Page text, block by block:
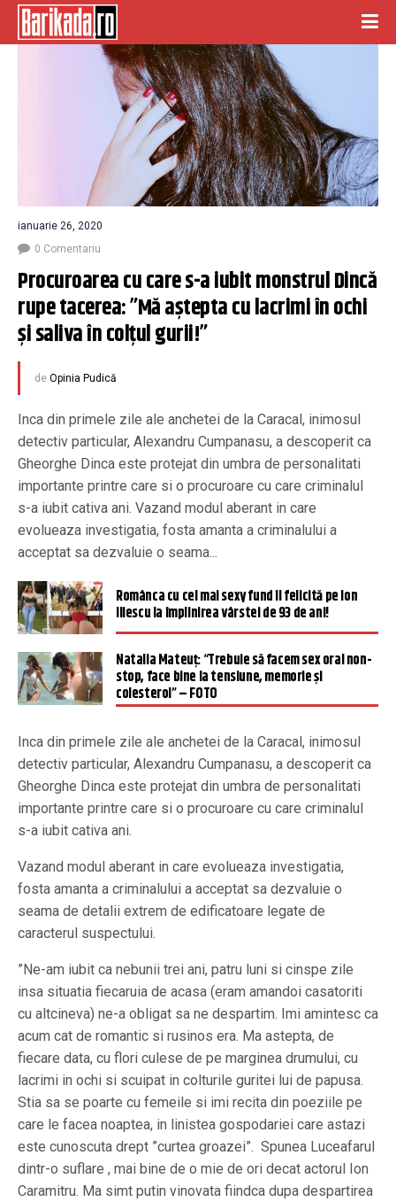
ianuarie 26, 2020
0 Comentariu
Procuroarea cu care s-a iubit monstrul Dincă
rupe tacerea: ”Mă aștepta cu lacrimi în ochi
și saliva în colțul gurii!”
de Opinia Pudică
Inca din primele zile ale anchetei de la Caracal, inimosul
detectiv particular, Alexandru Cumpanasu, a descoperit ca
Gheorghe Dinca este protejat din umbra de personalitati
importante printre care si o procuroare cu care criminalul
s-a iubit cativa ani. Vazand modul aberant in care
evolueaza investigatia, fosta amanta a criminalului a
acceptat sa dezvaluie o seama...
Românca cu cel mai sexy fund îl felicită pe Ion
Iliescu la împlinirea vârstei de 93 de ani!
Natalia Mateuţ: “Trebuie să facem sex oral non-
stop, face bine la tensiune, memorie şi
colesterol” – FOTO
Inca din primele zile ale anchetei de la Caracal, inimosul
detectiv particular, Alexandru Cumpanasu, a descoperit ca
Gheorghe Dinca este protejat din umbra de personalitati
importante printre care si o procuroare cu care criminalul
s-a iubit cativa ani.
Vazand modul aberant in care evolueaza investigatia,
fosta amanta a criminalului a acceptat sa dezvaluie o
seama de detalii extrem de edificatoare legate de
caracterul suspectului.
”Ne-am iubit ca nebunii trei ani, patru luni si cinspe zile
insa situatia fiecaruia de acasa (eram amandoi casatoriti
cu altcineva) ne-a obligat sa ne despartim. Imi amintesc ca
acum cat de romantic si rusinos era. Ma astepta, de
fiecare data, cu flori culese de pe marginea drumului, cu
lacrimi in ochi si scuipat in colturile guritei lui de papusa.
Stia sa se poarte cu femeile si imi recita din poeziile pe
care le facea noaptea, in linistea gospodariei care astazi
este cunoscuta drept ”curtea groazei”. Spunea Luceafarul
dintr-o suflare , mai bine de o mie de ori decat actorul Ion
Caramitru. Ma simt putin vinovata fiindca dupa despartirea